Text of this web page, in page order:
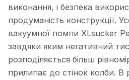
виконання, і безпека
продуманість конструкції.
вакуумної помпи XLsucker
завдяки яким негативний
розподіляється більш
прилипає до стінок колби. В